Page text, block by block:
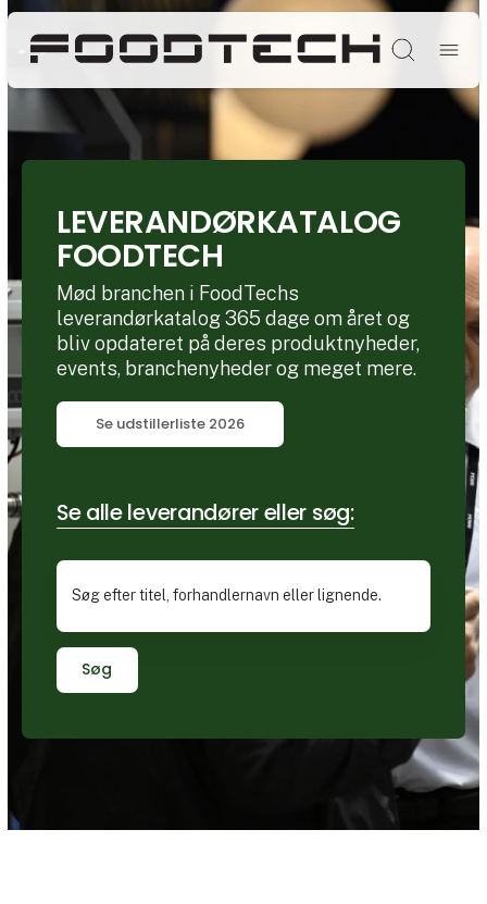
Søg
LEVERANDØRKATALOG
FOODTECH
Mød branchen i FoodTechs
leverandørkatalog 365 dage om året og
bliv opdateret på deres produktnyheder,
events, branchenyheder og meget mere.
Se udstillerliste 2026
Se alle leverandører eller søg:
Søg